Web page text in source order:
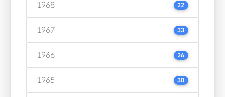
1968 22
1967 33
1966 26
1965 30